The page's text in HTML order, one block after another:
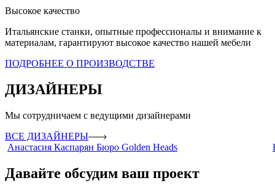
Высокое качество
Итальянские станки, опытные профессионалы и внимание к
материалам, гарантируют высокое качество нашей мебели
ПОДРОБНЕЕ О ПРОИЗВОДСТВЕ
ДИЗАЙНЕРЫ
Мы сотрудничаем с ведущими дизайнерами
ВСЕ ДИЗАЙНЕРЫ
Анастасия Каспарян Бюро Golden Heads
Давайте обсудим ваш проект